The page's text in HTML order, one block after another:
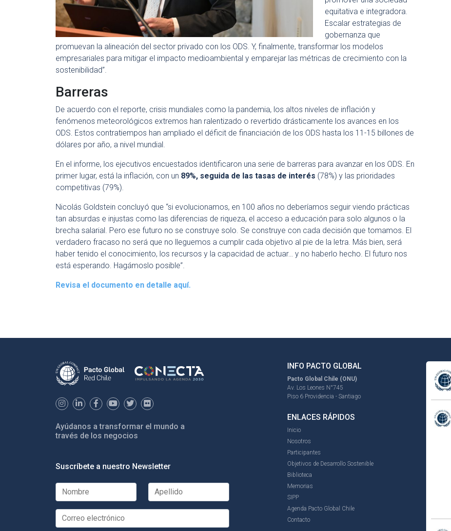
equitativa e integradora.
Escalar estrategias de
gobernanza que
promuevan la alineación del sector privado con los ODS. Y, finalmente, transformar los modelos
empresariales para mitigar el impacto medioambiental y emparejar las métricas de crecimiento con la
sostenibilidad”.
Barreras
De acuerdo con el reporte, crisis mundiales como la pandemia, los altos niveles de inflación y
fenómenos meteorológicos extremos han ralentizado o revertido drásticamente los avances en los
ODS. Estos contratiempos han ampliado el déficit de financiación de los ODS hasta los 11-15 billones de
dólares por año, a nivel mundial.
En el informe, los ejecutivos encuestados identificaron una serie de barreras para avanzar en los ODS. En
primer lugar, está la inflación, con un 89%, seguida de las tasas de interés (78%) y las prioridades
competitivas (79%).
Nicolás Goldstein concluyó que “si evolucionamos, en 100 años no deberíamos seguir viendo prácticas
tan absurdas e injustas como las diferencias de riqueza, el acceso a educación para solo algunos o la
brecha salarial. Pero ese futuro no se construye solo. Se construye con cada decisión que tomamos. El
verdadero fracaso no será que no lleguemos a cumplir cada objetivo al pie de la letra. Más bien, será
haber tenido el conocimiento, los recursos y la capacidad de actuar… y no haberlo hecho. El futuro nos
está esperando. Hagámoslo posible”.
Revisa el documento en detalle aquí.
Ayúdanos a transformar el mundo a
través de los negocios
Suscríbete a nuestro Newsletter
INFO PACTO GLOBAL
Pacto Global Chile (ONU)
Av. Los Leones N°745
Piso 6 Providencia - Santiago
ENLACES RÁPIDOS
Inicio
Nosotros
Participantes
Objetivos de Desarrollo Sostenible
Biblioteca
Memorias
SIPP
Agenda Pacto Global Chile
Contacto